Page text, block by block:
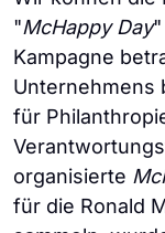
"McHappy Day"
Kampagne
Unternehmens
für
organisierte
für die Ronald